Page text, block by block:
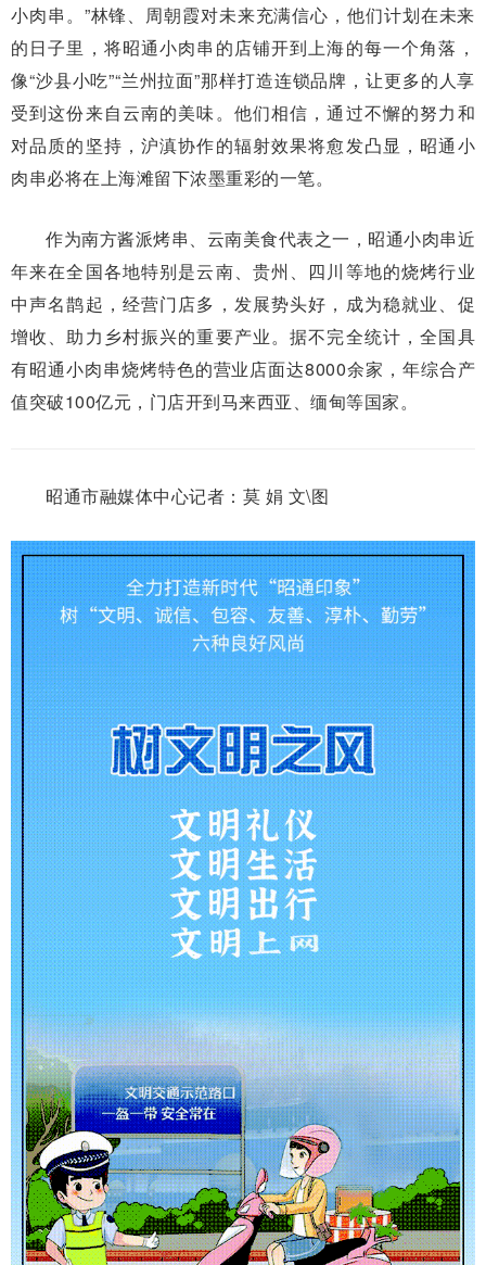
小肉串。”林锋、周朝霞对未来充满信心，他们计划在未来
的日子里，将昭通小肉串的店铺开到上海的每一个角落，
像“沙县小吃”“兰州拉面”那样打造连锁品牌，让更多的人享
受到这份来自云南的美味。他们相信，通过不懈的努力和
对品质的坚持，沪滇协作的辐射效果将愈发凸显，昭通小
肉串必将在上海滩留下浓墨重彩的一笔。
作为南方酱派烤串、云南美食代表之一，昭通小肉串近
年来在全国各地特别是云南、贵州、四川等地的烧烤行业
中声名鹊起，经营门店多，发展势头好，成为稳就业、促
增收、助力乡村振兴的重要产业。据不完全统计，全国具
有昭通小肉串烧烤特色的营业店面达8000余家，年综合产
值突破100亿元，门店开到马来西亚、缅甸等国家。
昭通市融媒体中心记者：莫 娟 文\图